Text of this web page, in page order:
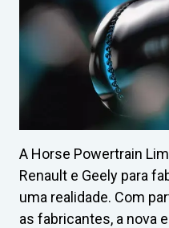
A Horse Powertrain
Renault e Geely para
uma realidade. Com
as fabricantes, a nova